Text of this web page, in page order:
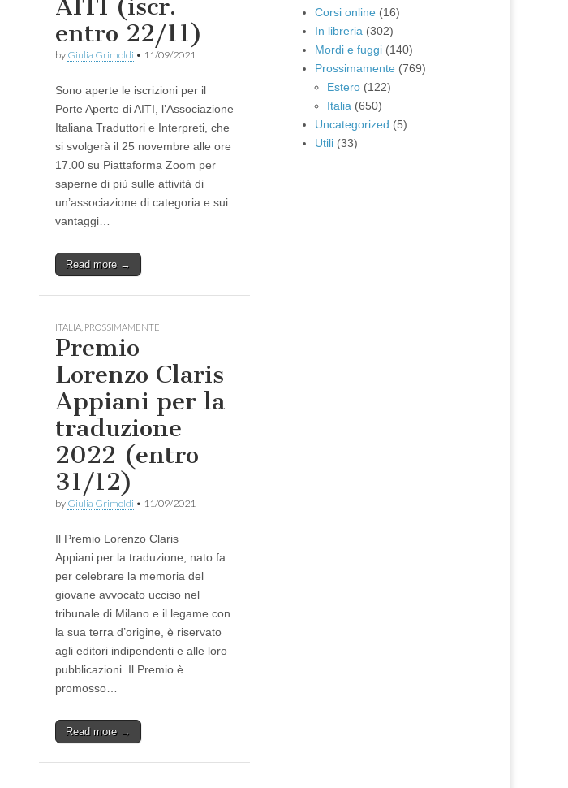
AITI (iscr.
entro 22/11)
by Giulia Grimoldi • 11/09/2021
Sono aperte le iscrizioni per il
Porte Aperte di AITI, l’Associazione
Italiana Traduttori e Interpreti, che
si svolgerà il 25 novembre alle ore
17.00 su Piattaforma Zoom per
saperne di più sulle attività di
un’associazione di categoria e sui
vantaggi…
Read more →
ITALIA PROSSIMAMENTE
Premio
Lorenzo Claris
Appiani per la
traduzione
2022 (entro
31/12)
by Giulia Grimoldi • 11/09/2021
Il Premio Lorenzo Claris
Appiani per la traduzione, nato fa
per celebrare la memoria del
giovane avvocato ucciso nel
tribunale di Milano e il legame con
la sua terra d’origine, è riservato
agli editori indipendenti e alle loro
pubblicazioni. Il Premio è
promosso…
Read more →
Corsi online (16)
In libreria (302)
Mordi e fuggi (140)
Prossimamente (769)
Estero (122)
Italia (650)
Uncategorized (5)
Utili (33)